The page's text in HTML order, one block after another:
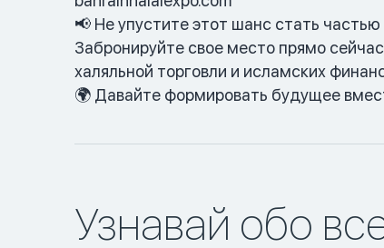
📢 Не упустите этот шанс стать
Забронируйте свое место прямо
халяльной торговли и исламских
🌍 Давайте формировать будущее
Узнавай обо